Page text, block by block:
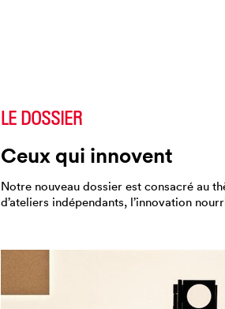
LE DOSSIER
Ceux qui innovent
Notre nouveau dossier est consacré au
d’ateliers indépendants, l’innovation